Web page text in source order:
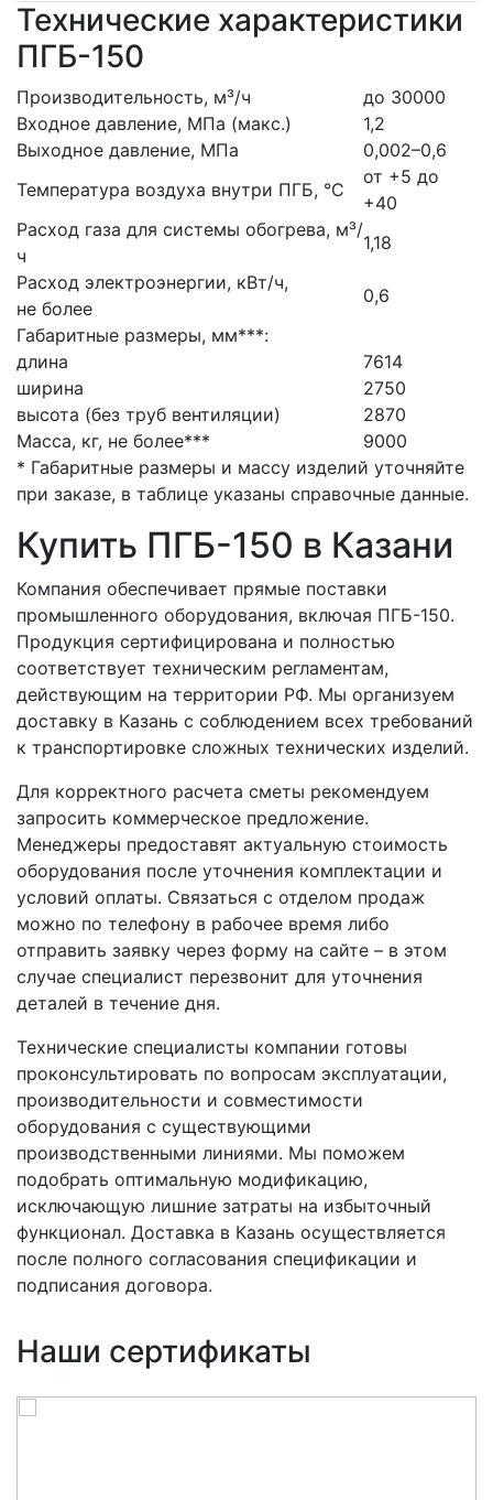
Технические характеристики
ПГБ-150
Производительность, м³/ч
до 30000
Входное давление, МПа (макс.)
1,2
Выходное давление, МПа
0,002–0,6
Температура воздуха внутри ПГБ, °С
от +5 до
+40
Расход газа для системы обогрева, м³/
ч
1,18
Расход электроэнергии, кВт/ч,
не более
0,6
Габаритные размеры, мм***:
длина
7614
ширина
2750
высота (без труб вентиляции)
2870
Масса, кг, не более***
9000
* Габаритные размеры и массу изделий уточняйте
при заказе, в таблице указаны справочные данные.
Купить ПГБ-150 в Казани
Компания обеспечивает прямые поставки
промышленного оборудования, включая ПГБ-150.
Продукция сертифицирована и полностью
соответствует техническим регламентам,
действующим на территории РФ. Мы организуем
доставку в Казань с соблюдением всех требований
к транспортировке сложных технических изделий.
Для корректного расчета сметы рекомендуем
запросить коммерческое предложение.
Менеджеры предоставят актуальную стоимость
оборудования после уточнения комплектации и
условий оплаты. Связаться с отделом продаж
можно по телефону в рабочее время либо
отправить заявку через форму на сайте – в этом
случае специалист перезвонит для уточнения
деталей в течение дня.
Технические специалисты компании готовы
проконсультировать по вопросам эксплуатации,
производительности и совместимости
оборудования с существующими
производственными линиями. Мы поможем
подобрать оптимальную модификацию,
исключающую лишние затраты на избыточный
функционал. Доставка в Казань осуществляется
после полного согласования спецификации и
подписания договора.
Наши сертификаты